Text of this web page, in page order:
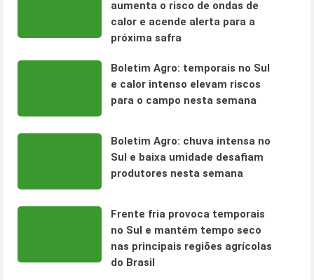
aumenta o risco de ondas de
calor e acende alerta para a
próxima safra
Boletim Agro: temporais no Sul
e calor intenso elevam riscos
para o campo nesta semana
Boletim Agro: chuva intensa no
Sul e baixa umidade desafiam
produtores nesta semana
Frente fria provoca temporais
no Sul e mantém tempo seco
nas principais regiões agrícolas
do Brasil